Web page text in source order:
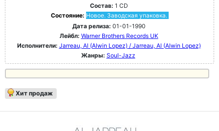
Состав: 1 CD
Состояние: Новое. Заводская упаковка.
Дата релиза: 01-01-1990
Лейбл: Warner Brothers Records UK
Исполнители: Jarreau, Al (Alwin Lopez) / Jarreau, Al (Alwin Lopez)
Жанры: Soul-Jazz
Хит продаж